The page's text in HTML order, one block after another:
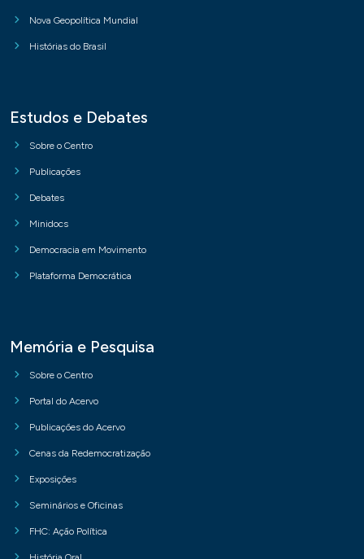
Nova Geopolítica Mundial
Histórias do Brasil
Estudos e Debates
Sobre o Centro
Publicações
Debates
Minidocs
Democracia em Movimento
Plataforma Democrática
Memória e Pesquisa
Sobre o Centro
Portal do Acervo
Publicações do Acervo
Cenas da Redemocratização
Exposições
Seminários e Oficinas
FHC: Ação Política